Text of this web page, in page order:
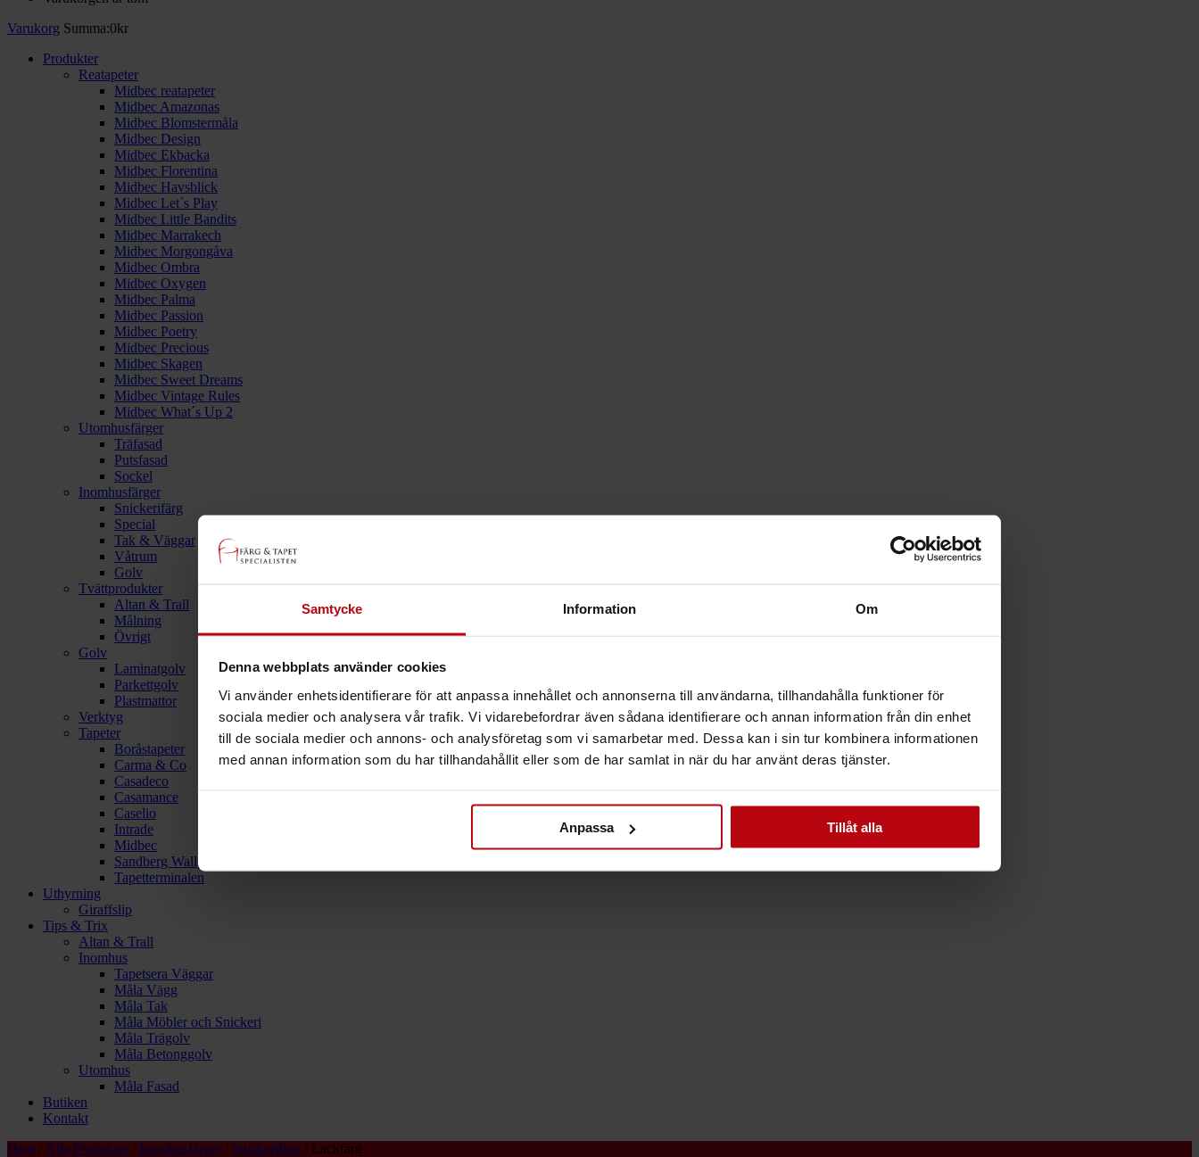
Samtycke Information Om
Denna webbplats använder cookies
Vi använder enhetsidentifierare för att anpassa innehållet och annonserna till användarna, tillhandahålla funktioner för
sociala medier och analysera vår trafik. Vi vidarebefordrar även sådana identifierare och annan information från din enhet
till de sociala medier och annons- och analysföretag som vi samarbetar med. Dessa kan i sin tur kombinera informationen
med annan information som du har tillhandahållit eller som de har samlat in när du har använt deras tjänster.
Anpassa Tillåt alla
Varukorg Summa:0kr
Produkter
Reatapeter
Midbec reatapeter
Midbec Amazonas
Midbec Blomstermåla
Midbec Design
Midbec Ekbacka
Midbec Florentina
Midbec Havsblick
Midbec Let´s Play
Midbec Little Bandits
Midbec Marrakech
Midbec Morgongåva
Midbec Ombra
Midbec Oxygen
Midbec Palma
Midbec Passion
Midbec Poetry
Midbec Precious
Midbec Skagen
Midbec Sweet Dreams
Midbec Vintage Rules
Midbec What´s Up 2
Utomhusfärger
Träfasad
Putsfasad
Sockel
Inomhusfärger
Snickerifärg
Special
Tak & Väggar
Våtrum
Golv
Tvättprodukter
Altan & Trall
Målning
Övrigt
Golv
Laminatgolv
Parkettgolv
Plastmattor
Verktyg
Tapeter
Boråstapeter
Carma & Co
Casadeco
Casamance
Caselio
Intrade
Midbec
Sandberg Wallpaper
Tapetterminalen
Uthyrning
Giraffslip
Tips & Trix
Altan & Trall
Inomhus
Tapetsera Väggar
Måla Vägg
Måla Tak
Måla Möbler och Snickeri
Måla Trägolv
Måla Betonggolv
Utomhus
Måla Fasad
Butiken
Kontakt
Hem / Alla Produkter / Inomhusfärger / Snickerifärg / Lackfärg